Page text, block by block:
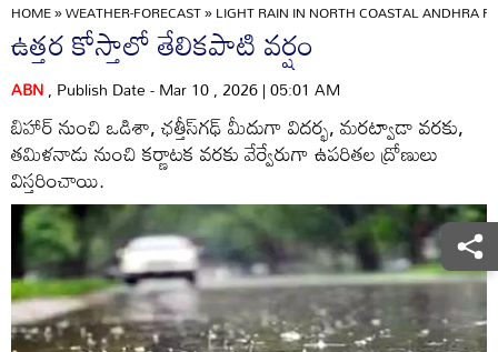
HOME»WEATHER-FORECAST»LIGHT RAIN IN NORTH COASTAL ANDHRA
ఉత్తర కోస్తాలో తేలికపాటి వర్షం
ABN, Publish Date - Mar 10 , 2026 | 05:01 AM
బిహార్‌ నుంచి ఒడిశా, ఛత్తీస్‌గఢ్ మీదుగా విదర్భ, మరట్వాడా వరకు,
తమిళనాడు నుంచి కర్ణాటక వరకు వేర్వేరుగా ఉపరితల ద్రోణులు
విస్తరించాయి.